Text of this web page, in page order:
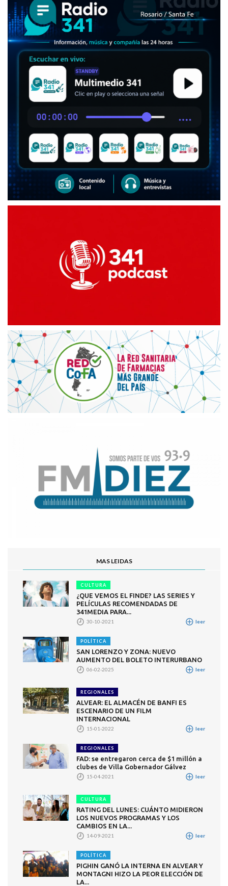
MAS LEIDAS
CULTURA
¿QUE VEMOS EL FINDE? LAS SERIES Y
PELÍCULAS RECOMENDADAS DE
341MEDIA PARA...
30-10-2021 leer
POLÍTICA
SAN LORENZO Y ZONA: NUEVO
AUMENTO DEL BOLETO INTERURBANO
06-02-2025 leer
REGIONALES
ALVEAR: EL ALMACÉN DE BANFI ES
ESCENARIO DE UN FILM
INTERNACIONAL
15-01-2022 leer
REGIONALES
FAD: se entregaron cerca de $1 millón a
clubes de Villa Gobernador Gálvez
15-04-2021 leer
CULTURA
RATING DEL LUNES: CUÁNTO MIDIERON
LOS NUEVOS PROGRAMAS Y LOS
CAMBIOS EN LA...
14-09-2021 leer
POLÍTICA
PIGHIN GANÓ LA INTERNA EN ALVEAR Y
MONTAGNI HIZO LA PEOR ELECCIÓN DE
LA...